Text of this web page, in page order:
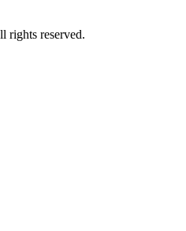
rights reserved.